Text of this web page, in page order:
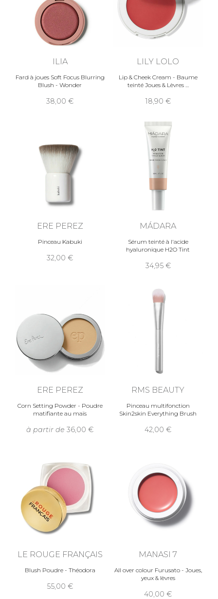
ILIA
Fard à joues Soft Focus Blurring
Blush - Wonder
38,00
LILY LOLO
Lip & Cheek Cream - Baume
teinté Joues & Lèvres
18,90
ERE PEREZ
Pinceau Kabuki
32,00
MÁDARA
Sérum teinté à l'acide
hyaluronique H2O Tint
34,95
ERE PEREZ
Corn Setting Powder - Poudre
matifiante au maïs
à partir de 36,00
RMS BEAUTY
Pinceau multifonction
Skin2skin Everything Brush
42,00
LE ROUGE FRANÇAIS
Blush Poudre - Théodora
55,00
MANASI 7
All over colour Furusato - Joues,
yeux & lèvres
40,00